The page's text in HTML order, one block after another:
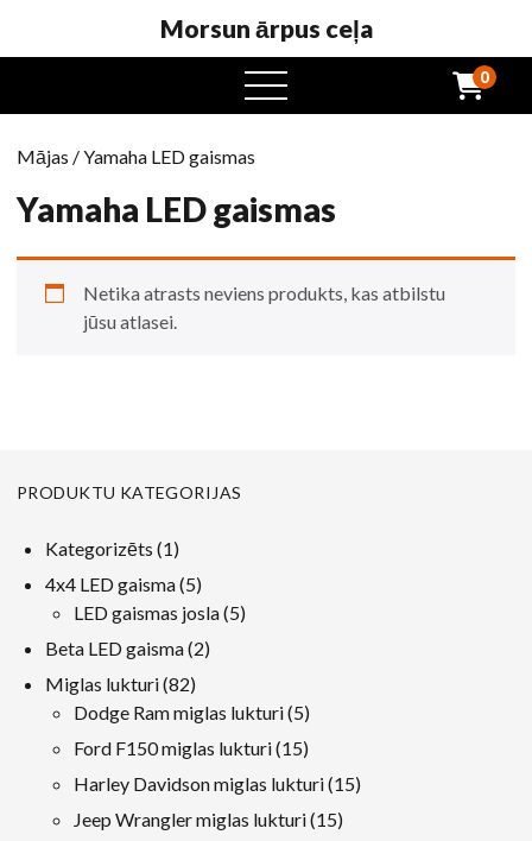
Morsun ārpus ceļa
atvērta
ēdienkarte
0
Mājas / Yamaha LED gaismas
Yamaha LED gaismas
Netika atrasts neviens produkts, kas atbilstu
jūsu atlasei.
PRODUKTU KATEGORIJAS
Kategorizēts 11
produkts
4x4 LED gaisma 55
produkti
LED gaismas josla 55
Beta LED gaisma 22
Miglas lukturi 8282
produkti
Dodge Ram miglas lukturi 55
produkti
Ford F150 miglas lukturi 1515
produkti
Harley Davidson miglas lukturi 1515
Jeep Wrangler miglas lukturi 1515